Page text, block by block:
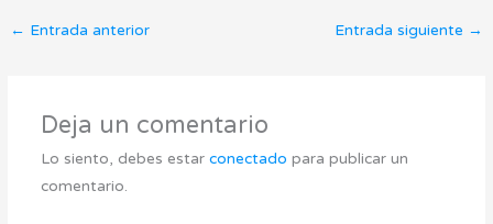
← Entrada anterior Entrada siguiente →
Deja un comentario
Lo siento, debes estar conectado para publicar un
comentario.